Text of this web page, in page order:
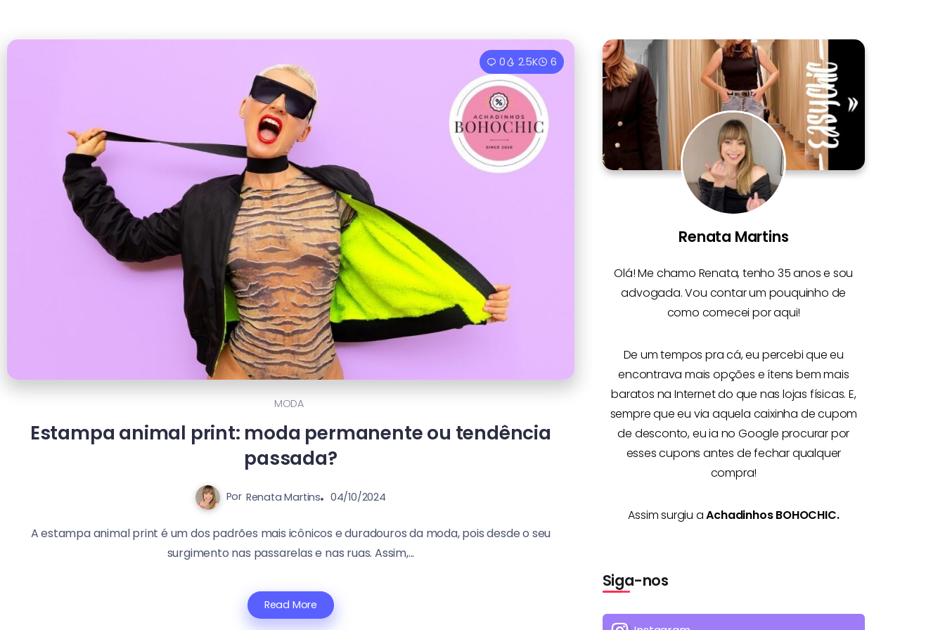
0 2.5K 6
MODA
Estampa animal print: moda permanente ou tendência
passada?
Por Renata Martins 04/10/2024
A estampa animal print é um dos padrões mais icônicos e duradouros da moda, pois desde o seu
surgimento nas passarelas e nas ruas. Assim,...
Read More
Renata Martins
Olá! Me chamo Renata, tenho 35 anos e sou
advogada. Vou contar um pouquinho de
como comecei por aqui!
De um tempos pra cá, eu percebi que eu
encontrava mais opções eítens bem mais
baratos na Internetdo que nas lojas físicas. E,
sempre que eu via aquela caixinha de cupom
de desconto, eu ia no Google procurar por
esses cupons antes de fechar qualquer
compra!
Assim surgiu aAchadinhos BOHOCHIC.
Siga-nos